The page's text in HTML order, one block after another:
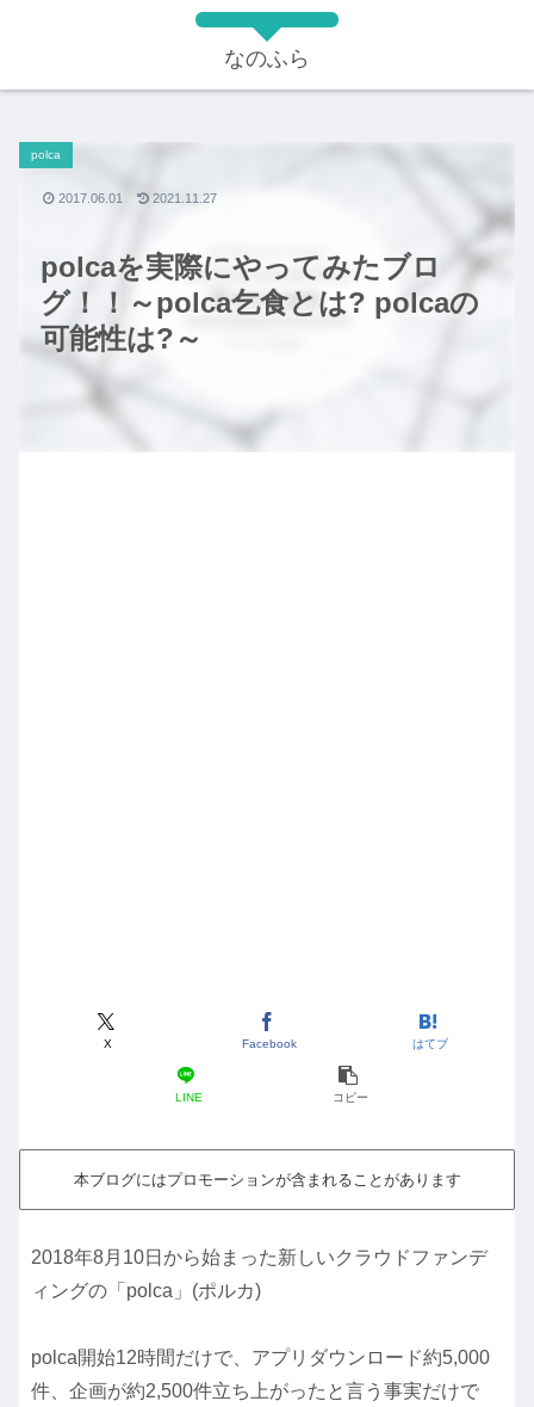
なのふら
polcaを実際にやってみたブロ
グ！！～polca乞食とは? polcaの
可能性は?～
polca
X Facebook はてブ
LINE コピー
2017.06.01 2021.11.27
本ブログにはプロモーションが含まれることがあります
2018年8月10日から始まった新しいクラウドファンデ
ィングの「polca」(ポルカ)
polca開始12時間だけで、アプリダウンロード約5,000
件、企画が約2,500件立ち上がったと言う事実だけで